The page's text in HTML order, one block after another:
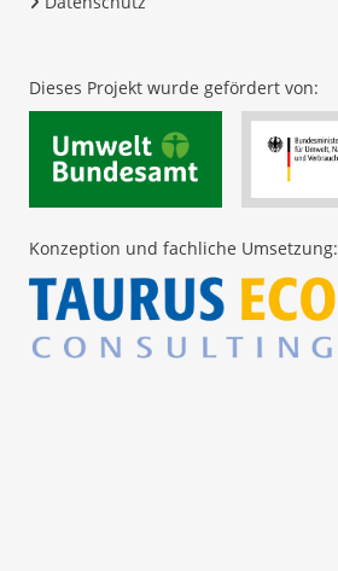
Dieses Projekt wurde gefördert von:
Konzeption und fachliche Umsetzung: